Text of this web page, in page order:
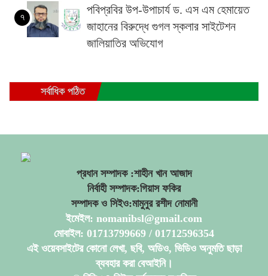
৭
পবিপ্রবির উপ-উপাচার্য ড. এস এম হেমায়েত
জাহানের বিরুদ্ধে গুগল স্কলার সাইটেশন
জালিয়াতির অভিযোগ
সর্বাধিক পঠিত
প্রধান সম্পাদক :শাহীন খান আজাদ
নির্বাহী সম্পাদক:গিয়াস ফকির
সম্পাদক ও সিইও:মামুনুর রশীদ নোমানী
ইমেইল: nomanibsl@gmail.com
মোবাইল: 01713799669 / 01712596354
এই ওয়েবসাইটের কোনো লেখা, ছবি, অডিও, ভিডিও অনুমতি ছাড়া
ব্যবহার করা বেআইনি।